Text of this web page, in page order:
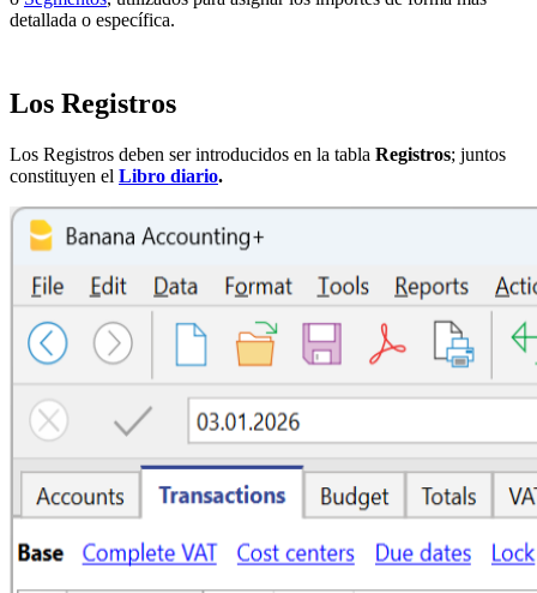
detallada o específica.
Los Registros
Los Registros deben ser introducidos en la tabla Registros; juntos
constituyen el Libro diario.